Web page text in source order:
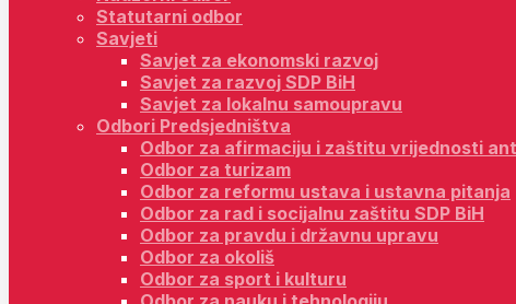
Statutarni odbor
Savjeti
Savjet za ekonomski razvoj
Savjet za razvoj SDP BiH
Savjet za lokalnu samoupravu
Odbori Predsjedništva
Odbor za afirmaciju i zaštitu vrijednosti
Odbor za turizam
Odbor za reformu ustava i ustavna pitanja
Odbor za rad i socijalnu zaštitu SDP BiH
Odbor za pravdu i državnu upravu
Odbor za okoliš
Odbor za sport i kulturu